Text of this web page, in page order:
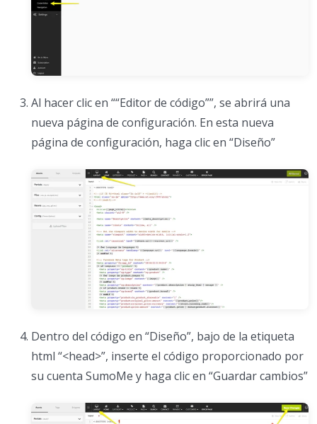
Al hacer clic en ““Editor de código””, se abrirá una
nueva página de configuración. En esta nueva
página de configuración, haga clic en “Diseño”
Dentro del código en “Diseño”, bajo de la etiqueta
html “<head>”, inserte el código proporcionado por
su cuenta SumoMe y haga clic en “Guardar cambios”